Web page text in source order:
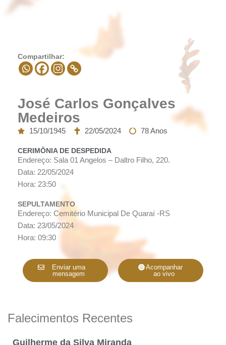
Compartilhar:
José Carlos Gonçalves
Medeiros
15/10/1945 22/05/2024 78 Anos
CERIMÔNIA DE DESPEDIDA
Endereço: Sala 01 Angelos – Daltro Filho, 220.
Data: 22/05/2024
Hora: 23:50
SEPULTAMENTO
Endereço: Cemitério Municipal De Quaraí -RS
Data: 23/05/2024
Hora: 09:30
Enviar uma
mensagem
Acompanhar
ao vivo
Falecimentos Recentes
Guilherme da Silva Miranda